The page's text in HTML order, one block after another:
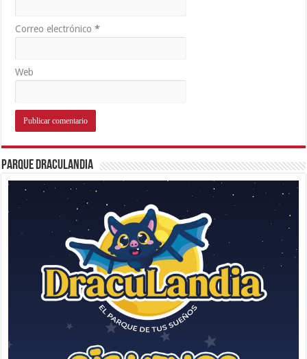
Correo electrónico*
Web
Parque Draculandia